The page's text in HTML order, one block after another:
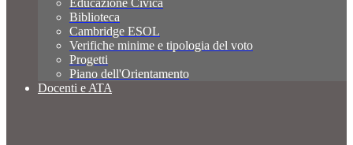
Educazione Civica
Biblioteca
Cambridge ESOL
Verifiche minime e tipologia del voto
Progetti
Piano dell'Orientamento
Docenti e ATA